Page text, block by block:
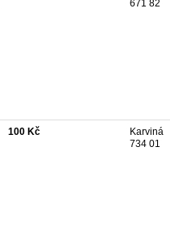
671 82
100 Kč
Karviná
734 01